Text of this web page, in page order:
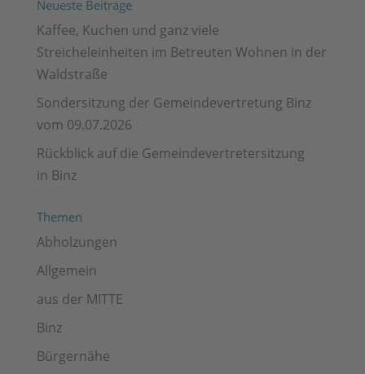
Neueste Beiträge
Kaffee, Kuchen und ganz viele
Streicheleinheiten im Betreuten Wohnen in der
Waldstraße
Sondersitzung der Gemeindevertretung Binz
vom 09.07.2026
Rückblick auf die Gemeindevertretersitzung
in Binz
Themen
Abholzungen
Allgemein
aus der MITTE
Binz
Bürgernähe